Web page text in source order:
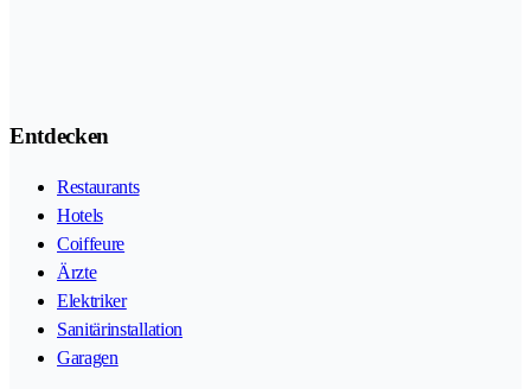
Entdecken
Restaurants
Hotels
Coiffeure
Ärzte
Elektriker
Sanitärinstallation
Garagen